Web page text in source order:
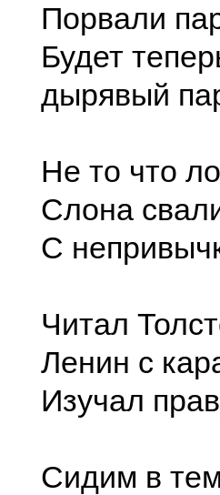
Порвали
Будет
дырявый
Не то что
Слона
С
Читал
Ленин с
Изучал
Сидим в